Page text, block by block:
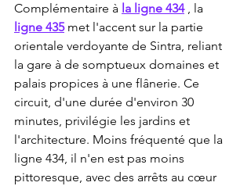
Complémentaire à la ligne 434 , la
ligne 435 met l'accent sur la partie
orientale verdoyante de Sintra, reliant
la gare à de somptueux domaines et
palais propices à une flânerie. Ce
circuit, d'une durée d'environ 30
minutes, privilégie les jardins et
l'architecture. Moins fréquenté que la
ligne 434, il n'en est pas moins
pittoresque, avec des arrêts au cœur